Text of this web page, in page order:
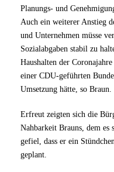
Planungs- und
Auch ein weiterer Anstieg
und Unternehmen müsse
Sozialabgaben stabil zu
Haushalten der
einer CDU-geführten
Umsetzung hätte, so Braun.
Erfreut zeigten sich die
Nahbarkeit Brauns, dem
gefiel, dass er ein
geplant.